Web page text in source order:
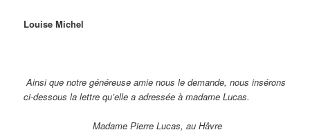
Louise Michel
Ainsi que notre généreuse amie nous le demande, nous insérons
ci-dessous la lettre qu’elle a adressée à madame Lucas.
Madame Pierre Lucas, au Hâvre